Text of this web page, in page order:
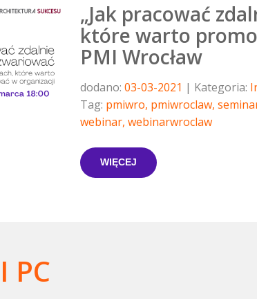
„Jak pracować
które warto
PMI Wrocław
dodano: 03-03-2021 Kategoria:
Tag: pmiwro, pmiwroclaw,
webinar, webinarwroclaw
WIĘCEJ
PC